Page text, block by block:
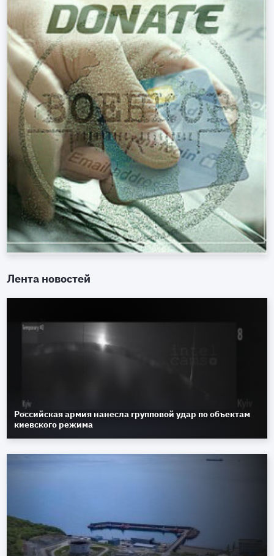
Лента новостей
Российская армия нанесла групповой удар по объектам
киевского режима